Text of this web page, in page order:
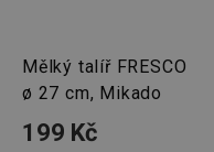
Mělký talíř FRESCO
ø 27 cm, Mikado
199 Kč